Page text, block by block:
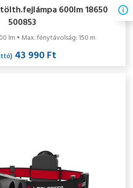
tölth.fejlámpa 600lm 18650
500853
lm • Max. fénytávolság: 150 m
43 990 Ft